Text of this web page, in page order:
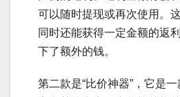
可以随时提现或再次使用。
同时还能获得一定金额的返
下了额外的钱。
第二款是“比价神器”，它是